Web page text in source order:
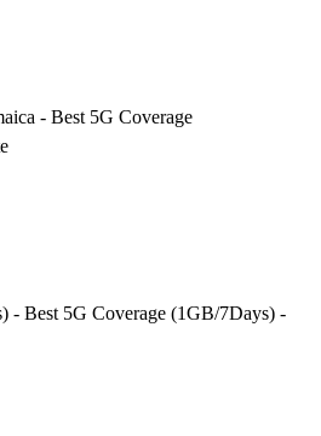
- Best 5G Coverage
- Best 5G Coverage (1GB/7Days) -